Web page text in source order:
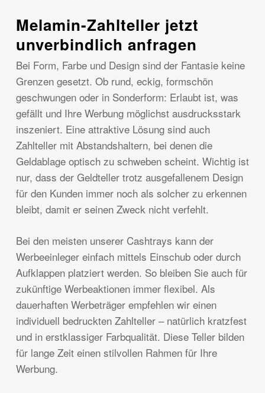
Melamin-Zahlteller jetzt
unverbindlich anfragen
Bei Form, Farbe und Design sind der Fantasie keine
Grenzen gesetzt. Ob rund, eckig, formschön
geschwungen oder in Sonderform: Erlaubt ist, was
gefällt und Ihre Werbung möglichst ausdrucksstark
inszeniert. Eine attraktive Lösung sind auch
Zahlteller mit Abstandshaltern, bei denen die
Geldablage optisch zu schweben scheint. Wichtig ist
nur, dass der Geldteller trotz ausgefallenem Design
für den Kunden immer noch als solcher zu erkennen
bleibt, damit er seinen Zweck nicht verfehlt.
Bei den meisten unserer Cashtrays kann der
Werbeeinleger einfach mittels Einschub oder durch
Aufklappen platziert werden. So bleiben Sie auch für
zukünftige Werbeaktionen immer flexibel. Als
dauerhaften Werbeträger empfehlen wir einen
individuell bedruckten Zahlteller – natürlich kratzfest
und in erstklassiger Farbqualität. Diese Teller bilden
für lange Zeit einen stilvollen Rahmen für Ihre
Werbung.